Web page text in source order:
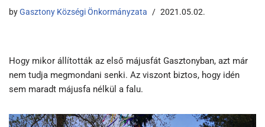
byGasztony Községi Önkormányzata 2021.05.02.
Hogy mikor állították az első májusfát Gasztonyban, azt már
nem tudja megmondani senki. Az viszont biztos, hogy idén
sem maradt májusfa nélkül a falu.